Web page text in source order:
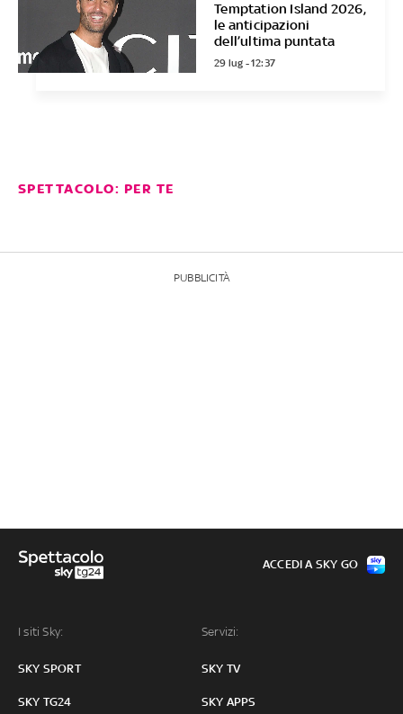
Temptation Island 2026,
le anticipazioni
dell’ultima puntata
29 lug - 12:37
SPETTACOLO: PER TE
PUBBLICITÀ
I siti Sky:
SKY SPORT
SKY TG24
Servizi:
SKY TV
SKY APPS
ACCEDI A SKY GO